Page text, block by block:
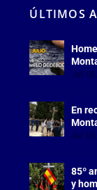
ÚLTIMOS
Jul
En
Jul
85º
y